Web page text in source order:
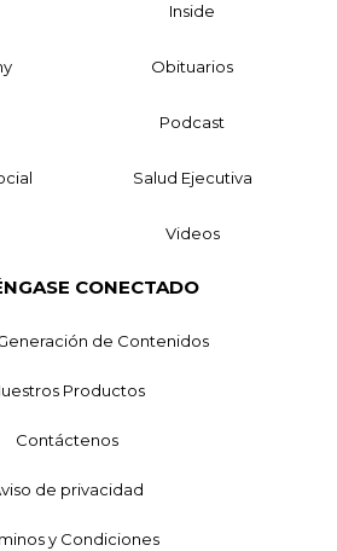
Inside
Obituarios
Podcast
Salud Ejecutiva
Videos
CONECTADO
de Contenidos
Productos
Contáctenos
de privacidad
y Condiciones